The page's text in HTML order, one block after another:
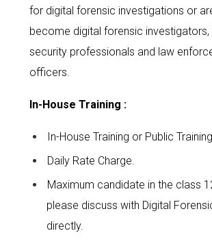
for digital forensic investigations or
become digital forensic investigators,
security professionals and law
officers.
In-House Training :
In-House Training or Public Training
Daily Rate Charge.
Maximum candidate in the class
please discuss with Digital
directly.